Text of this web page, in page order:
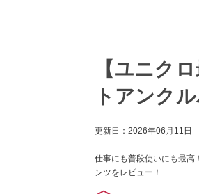
【ユニク
トアンク
更新日： 2026年06月11日
仕事にも普段使いにも最高
ンツをレビュー！